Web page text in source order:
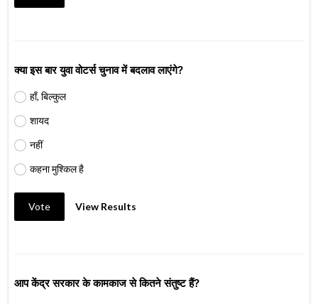
क्या इस बार युवा वोटर्स चुनाव में बदलाव लाएंगे?
हाँ, बिल्कुल
शायद
नहीं
कहना मुश्किल है
Vote View Results
आप केंद्र सरकार के कामकाज से कितने संतुष्ट हैं?